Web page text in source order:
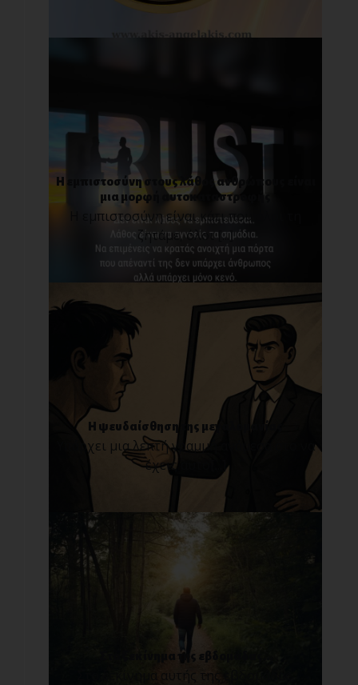
Η εμπιστοσύνη στους λάθος ανθρώπους είναι
μια μορφή αυτοκαταστροφής
Η εμπιστοσύνη είναι κάτι που όλοι τη
ζητάμε, όλοι [...]
Η ψευδαίσθηση της μεγαλομανίας
Υπάρχει μια λεπτή γραμμή ανάμεσα στο να
έχεις αυτο[...]
Στο ξεκίνημα της εβδομάδας...
Στο ξεκίνημα αυτής της εβδομάδας,